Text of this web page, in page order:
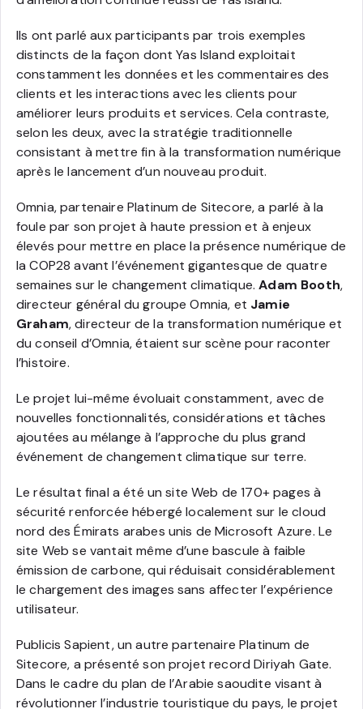
Ils ont parlé aux participants par trois exemples
distincts de la façon dont Yas Island exploitait
constamment les données et les commentaires des
clients et les interactions avec les clients pour
améliorer leurs produits et services. Cela contraste,
selon les deux, avec la stratégie traditionnelle
consistant à mettre fin à la transformation numérique
après le lancement d’un nouveau produit.
Omnia, partenaire Platinum de Sitecore, a parlé à la
foule par son projet à haute pression et à enjeux
élevés pour mettre en place la présence numérique de
la COP28 avant l’événement gigantesque de quatre
semaines sur le changement climatique.Adam Booth,
directeur général du groupe Omnia, et Jamie
Graham, directeur de la transformation numérique et
du conseil d’Omnia, étaient sur scène pour raconter
l’histoire.
Le projet lui-même évoluait constamment, avec de
nouvelles fonctionnalités, considérations et tâches
ajoutées au mélange à l’approche du plus grand
événement de changement climatique sur terre.
Le résultat final a été un site Web de 170+ pages à
sécurité renforcée hébergé localement sur le cloud
nord des Émirats arabes unis de Microsoft Azure. Le
site Web se vantait même d’une bascule à faible
émission de carbone, qui réduisait considérablement
le chargement des images sans affecter l’expérience
utilisateur.
Publicis Sapient, un autre partenaire Platinum de
Sitecore, a présenté son projet record Diriyah Gate.
Dans le cadre du plan de l’Arabie saoudite visant à
révolutionner l’industrie touristique du pays, le projet